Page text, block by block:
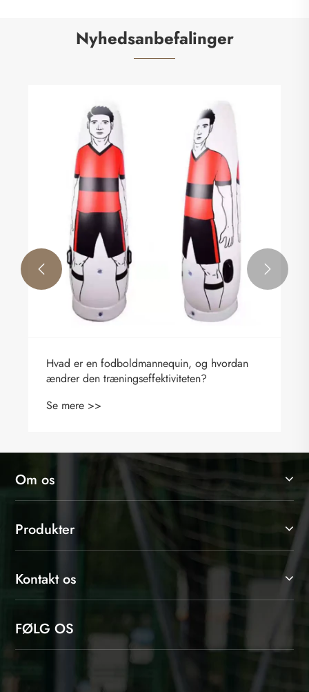
Nyhedsanbefalinger
Hvad er en fodboldmannequin, og hvordan
ændrer den træningseffektiviteten?
Se mere >>
 
Om os
Produkter
Kontakt os
FØLG OS